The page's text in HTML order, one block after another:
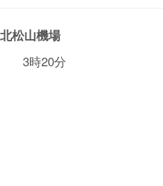
松山機場
3時20分